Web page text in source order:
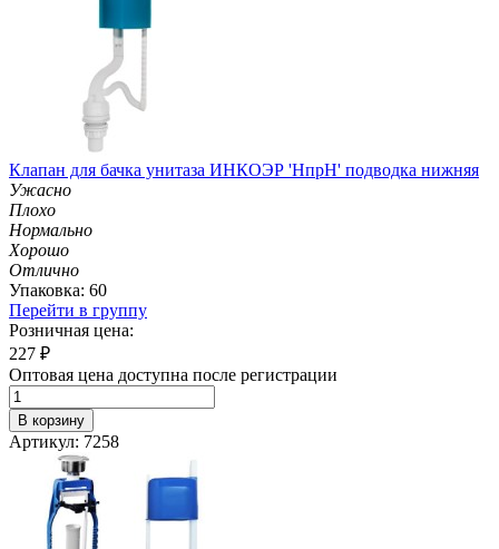
Клапан для бачка унитаза ИНКОЭР 'НпрН' подводка нижняя
Ужасно
Плохо
Нормально
Хорошо
Отлично
Упаковка: 60
Перейти в группу
Розничная цена:
227 ₽
Оптовая цена доступна после регистрации
В корзину
Артикул: 7258